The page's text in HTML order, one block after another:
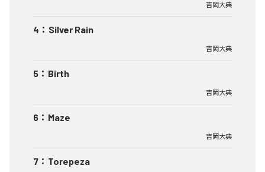
吉岡大典
4 ： Silver Rain
吉岡大典
5 ： Birth
吉岡大典
6 ： Maze
吉岡大典
7 ： Torepeza